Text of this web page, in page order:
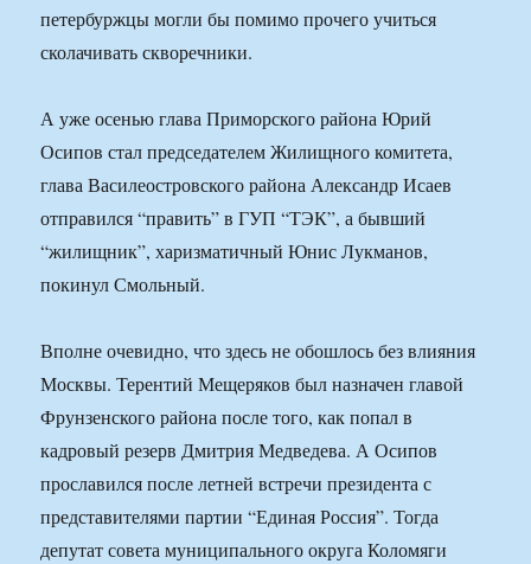
петербуржцы могли бы помимо прочего учиться
сколачивать скворечники.
А уже осенью глава Приморского района Юрий
Осипов стал председателем Жилищного комитета,
глава Василеостровского района Александр Исаев
отправился “править” в ГУП “ТЭК”, а бывший
“жилищник”, харизматичный Юнис Лукманов,
покинул Смольный.
Вполне очевидно, что здесь не обошлось без влияния
Москвы. Терентий Мещеряков был назначен главой
Фрунзенского района после того, как попал в
кадровый резерв Дмитрия Медведева. А Осипов
прославился после летней встречи президента с
представителями партии “Единая Россия”. Тогда
депутат совета муниципального округа Коломяги